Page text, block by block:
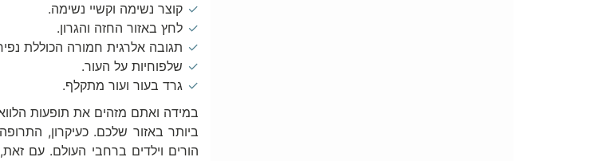
קוצר נשימה וקשיי נשימה.
לחץ באזור החזה והגרון.
תגובה אלרגית חמורה הכוללת
שלפוחיות על העור.
גרד בעור ועור מתקלף.
במידה ואתם מזהים את תופעות
ביותר באזור שלכם. כעיקרון,
הורים וילדים ברחבי העולם. עם